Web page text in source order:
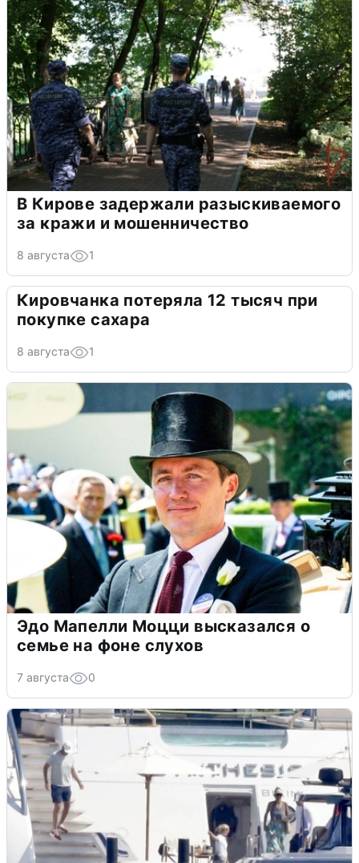
В Кирове задержали разыскиваемого
за кражи и мошенничество
8 августа 1
Кировчанка потеряла 12 тысяч при
покупке сахара
8 августа 1
Эдо Мапелли Моцци высказался о
семье на фоне слухов
7 августа 0